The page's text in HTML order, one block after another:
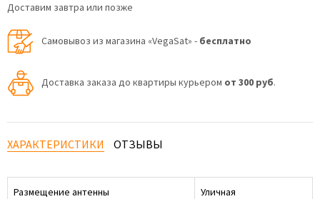
Доставим завтра или позже
Самовывоз из магазина «VegaSat» - бесплатно
Доставка заказа до квартиры курьером от 300 руб.
ХАРАКТЕРИСТИКИ ОТЗЫВЫ
Размещение антенны Уличная